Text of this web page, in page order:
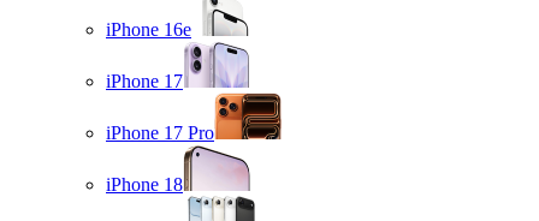
iPhone 16e
iPhone 17
iPhone 17 Pro
iPhone 18